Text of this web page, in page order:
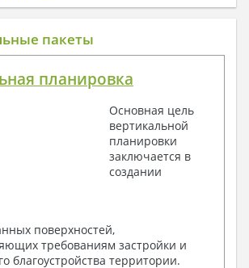
раздел:
по проекту
маркировочные планы с
и состав конструкций
с ведомостью внешних отделок
проемов – спецификация
перемычек – сечения и
узлы в конструкциях
раздел:
пакеты
планировка
Основная цель
вертикальной
планировки
заключается в
создании
поверхностей,
требованиям застройки и
благоустройства территории.